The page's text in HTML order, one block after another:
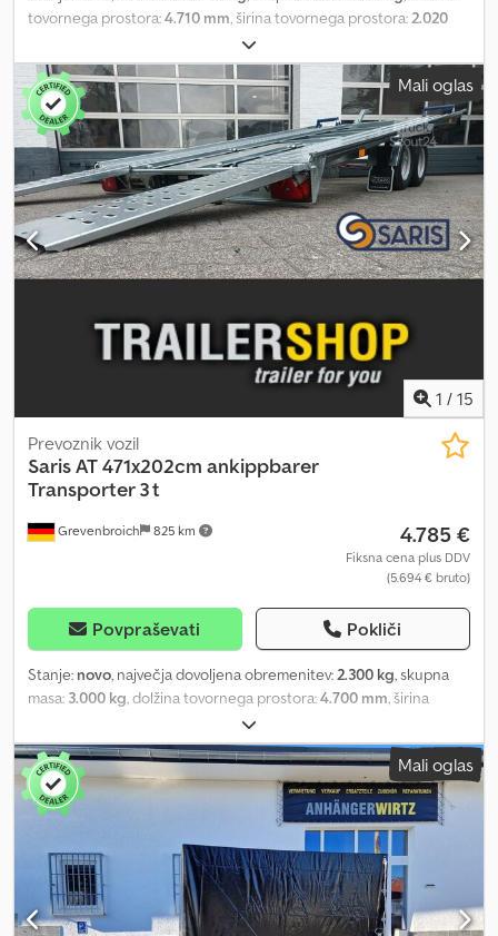
tovornega prostora:4.710 mm, širina tovornega prostora:2.020
, ANHÄNGERWIRTZ, vaše trgovina za nakup novih priklopnikov,
ponuja kakovostne izdelke priznanih znamk! Na zalogi imamo več
kot 850 novih priklopnikov. Nenehno ponujamo več kot 130
rabljenih priklopnikov. Neobvezni primer: Novi priklopnik 2026
lahko naročite prek naše spletne trgovine in se dogovorite za
datum prevzema. Cedpfx Ajzr Hucslysrf Neobvezni primer: Saris
Cartrailer AT 471 202 3500 2 K, samonaključni, 471x202 cm, 3500 kg,
tandem, visokospečen, z nizkim podvozjem, 13-palčne pnevmatike.
Dodatne možnosti so na voljo ob prevzemu na kraju samem.
Termini za osebni obisk so mogoči le po predhodnem dogovoru v
času odpiralnega časa: ponedeljek – petek od 8.00 do 12.30 in od
spletne trgovine. Vsebina in slike so zaščitene z avtorskimi
pravicami – logotipi in blagovne znamke so zaščitene 08/26, št.
artikla: 99LAT000013.
Mali oglas
1 / 15
Grevenbroich 825 km
Prevoznik vozil
SarisAT 471x202cm ankippbarer
Transporter 3 t
4.785 €
Fiksna cena plus DDV
(5.694 € bruto)
Povpraševati Pokliči
Stanje: novo, največja dovoljena obremenitev: 2.300 kg, skupna
masa: 3.000 kg , dolžina tovornega prostora:4.700 mm , širina
, velikost pnevmatike:
izdelave:2026, ANHÄNGERWIRTZ, vaša trgovina za nakup prikolice,
ponuja kakovostne prikolice priznanih proizvajalcev! Na zalogi
imamo več kot 850 novih prikolic. Stalno imamo v ponudbi več kot
130 rabljenih prikolic. Neobvezni primer: Novo 2026 – naročite zdaj
v naši spletni trgovini in se dogovorite za prevzem. Neobvezni
primer: Saris Cartrailer AT 471 202 3000 2 K easyload,
samonakladalna prikolica, 471x202 cm, 3000 kg, tandem, visoka, z
nizkim podvozijem, 10-palčne pnevmatike, AL-KO, V-oblika vlečne
palice, perforirane voziščne tirnice po VDI 2700 8.1, nastavljivi opori
Mali oglas